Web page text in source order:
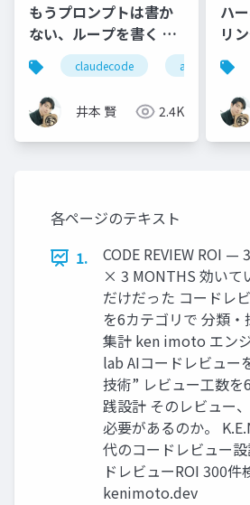
もうプロンプトは書か
ない、ループを書く ―
Claude Code作者と
OpenClaw作者が辿り
着いた /goal と /loop
claudecode aiエージェン
井本 賢 2.4K
ハ
リ
AI
各ページのテキスト
1.
CODE REVIEW ROI —
× 3 MONTHS 効いて
だけだった コードレ
を6カテゴリで 分類
集計 ken imoto エン
lab AIコードレビュー
技術” レビュー工数
践設計 そのレビュー
必要があるのか。
代のコードレビュー
ドレビューROI 300件
kenimoto.dev